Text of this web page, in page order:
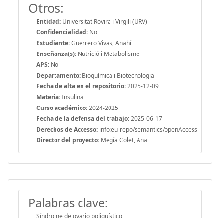
Otros:
Entidad: Universitat Rovira i Virgili (URV)
Confidencialidad: No
Estudiante:Guerrero Vivas, Anahí
Enseñanza(s): Nutrició i Metabolisme
APS: No
Departamento: Bioquímica i Biotecnologia
Fecha de alta en el repositorio:2025-12-09
Materia:Insulina
Curso académico:2024-2025
Fecha de la defensa del trabajo:2025-06-17
Derechos de Accesso: info:eu-repo/semantics/openAccess
Director del proyecto: Megía Colet, Ana
Palabras clave:
Síndrome de ovario poliquístico